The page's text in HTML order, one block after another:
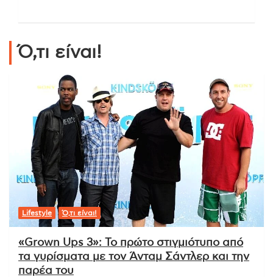
Ό,τι είναι!
Lifestyle Ό,τι είναι!
«Grown Ups 3»: Το πρώτο στιγμιότυπο από
τα γυρίσματα με τον Άνταμ Σάντλερ και την
παρέα του